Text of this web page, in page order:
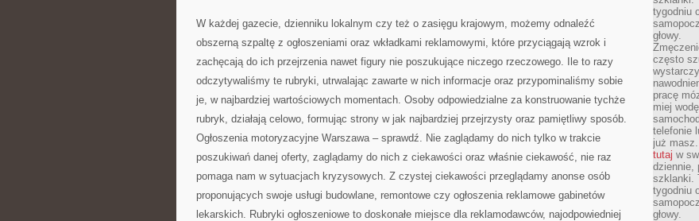
MIEJSC
NA
W każdej gazecie, dzienniku lokalnym czy też o zasięgu krajowym, możemy odnaleźć
obszerną szpaltę z ogłoszeniami oraz wkładkami reklamowymi, które przyciągają wzrok i
zachęcają do ich przejrzenia nawet figury nie poszukujące niczego rzeczowego. Ile to razy
odczytywaliśmy te rubryki, utrwalając zawarte w nich informacje oraz przypominaliśmy sobie
je, w najbardziej wartościowych momentach. Osoby odpowiedzialne za konstruowanie tychże
rubryk, działają celowo, formując strony w jak najbardziej przejrzysty oraz pamiętliwy sposób.
Ogłoszenia motoryzacyjne Warszawa – sprawdź. Nie zaglądamy do nich tylko w trakcie
poszukiwań danej oferty, zaglądamy do nich z ciekawości oraz właśnie ciekawość, nie raz
pomaga nam w sytuacjach kryzysowych. Z czystej ciekawości przeglądamy anonse osób
proponujących swoje usługi budowlane, remontowe czy ogłoszenia reklamowe gabinetów
lekarskich. Rubryki ogłoszeniowe to doskonałe miejsce dla reklamodawców, najodpowiedniej
tygodniu
głowy.
często
pracę
miej
telefonie
już
tutaj w
dziennie,
szklanki.
tygodniu
głowy.